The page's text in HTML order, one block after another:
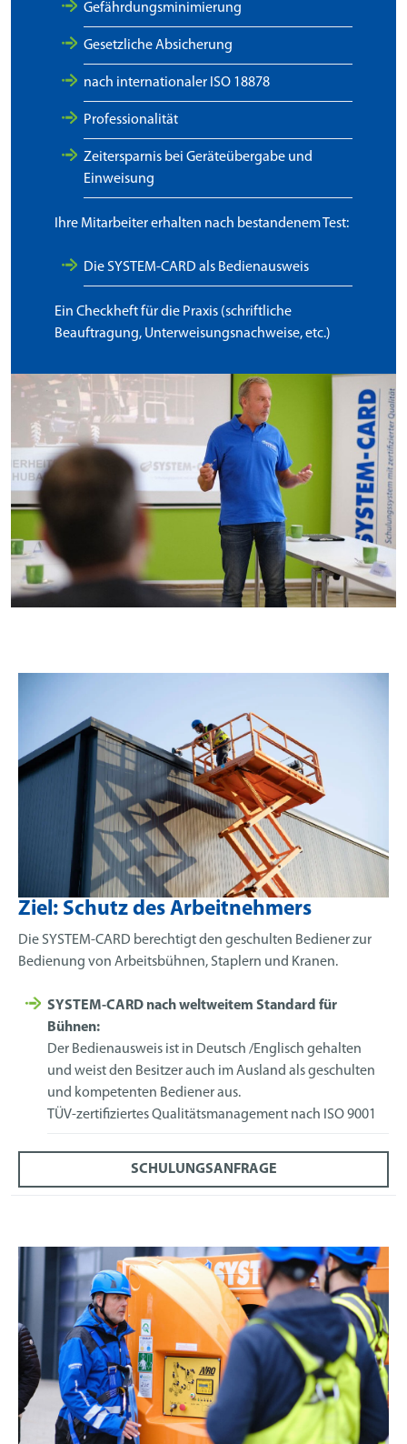
Gefährdungsminimierung
Gesetzliche Absicherung
nach internationaler ISO 18878
Professionalität
Zeitersparnis bei Geräteübergabe und
Einweisung
Ihre Mitarbeiter erhalten nach bestandenem Test:
Die SYSTEM-CARD als Bedienausweis
Ein Checkheft für die Praxis (schriftliche
Beauftragung, Unterweisungsnachweise, etc.)
Ziel: Schutz des Arbeitnehmers
Die SYSTEM-CARD berechtigt den geschulten Bediener zur
Bedienung von Arbeitsbühnen, Staplern und Kranen.
SYSTEM-CARD nach weltweitem Standard für
Bühnen:
Der Bedienausweis ist in Deutsch /Englisch gehalten
und weist den Besitzer auch im Ausland als geschulten
und kompetenten Bediener aus.
TÜV-zertifiziertes Qualitätsmanagement nach ISO 9001
SCHULUNGSANFRAGE